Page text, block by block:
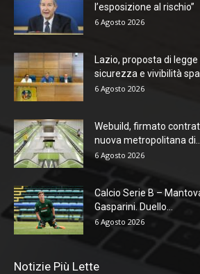
l’esposizione al rischio”
6 Agosto 2026
Lazio, proposta di
sicurezza e vivibilità
6 Agosto 2026
Webuild, firmato
nuova metropolitana di...
6 Agosto 2026
Calcio Serie B –
Gasparini. Duello...
6 Agosto 2026
Notizie Più Lette